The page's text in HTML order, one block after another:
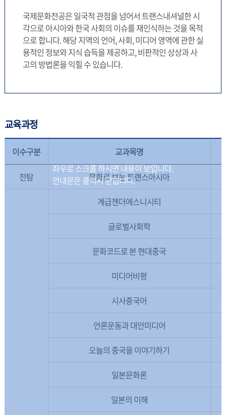
국제문화전공은 일국적 관점을 넘어서 트랜스내셔널한 시
각으로 아시아와 한국 사회의 이슈를 재인식하는 것을 목적
으로 합니다. 해당 지역의 언어, 사회, 미디어 영역에 관한 실
용적인 정보와 지식 습득을 제공하고, 비판적인 상상과 사
고의 방법론을 익힐 수 있습니다.
교육과정
이수구분 교과목명
전탐 문화로 보는 트랜스아시아
계급젠더에스니시티
글로벌사회학
문화코드로 본 현대중국
미디어비평
시사중국어
언론운동과 대안미디어
오늘의 중국을 이야기하기
일본문화론
일본의 이해